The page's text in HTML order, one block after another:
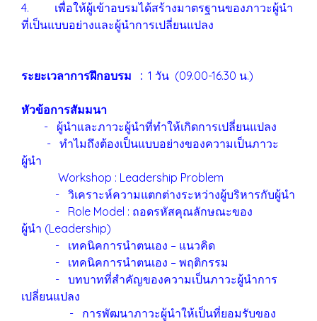
4. เพื่อให้ผู้เข้าอบรมได้สร้างมาตรฐานของภาวะผู้นำ
ที่เป็นแบบอย่างและผู้นำการเปลี่ยนแปลง
ระยะเวลาการฝึกอบรม : 1 วัน (09.00-16.30 น.)
หัวข้อการสัมมนา
- ผู้นำและภาวะผู้นำที่ทำให้เกิดการเปลี่ยนแปลง
- ทำไมถึงต้องเป็นแบบอย่างของความเป็นภาวะ
ผู้นำ
Workshop : Leadership Problem
- วิเคราะห์ความแตกต่างระหว่างผู้บริหารกับผู้นำ
- Role Model : ถอดรหัสคุณลักษณะของ
ผู้นำ (Leadership)
- เทคนิคการนำตนเอง – แนวคิด
- เทคนิคการนำตนเอง – พฤติกรรม
- บทบาทที่สำคัญของความเป็นภาวะผู้นำการ
เปลี่ยนแปลง
- การพัฒนาภาวะผู้นำให้เป็นที่ยอมรับของ